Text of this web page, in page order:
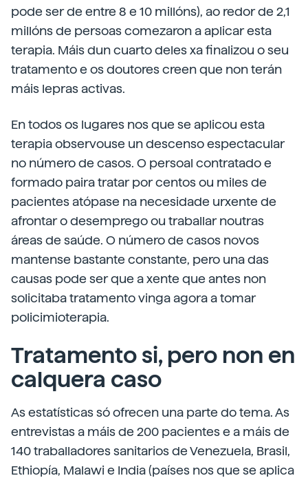
pode ser de entre 8 e 10 millóns), ao redor de 2,1
millóns de persoas comezaron a aplicar esta
terapia. Máis dun cuarto deles xa finalizou o seu
tratamento e os doutores creen que non terán
máis lepras activas.
En todos os lugares nos que se aplicou esta
terapia observouse un descenso espectacular
no número de casos. O persoal contratado e
formado paira tratar por centos ou miles de
pacientes atópase na necesidade urxente de
afrontar o desemprego ou traballar noutras
áreas de saúde. O número de casos novos
mantense bastante constante, pero una das
causas pode ser que a xente que antes non
solicitaba tratamento vinga agora a tomar
policimioterapia.
Tratamento si, pero non en
calquera caso
As estatísticas só ofrecen una parte do tema. As
entrevistas a máis de 200 pacientes e a máis de
140 traballadores sanitarios de Venezuela, Brasil,
Ethiopía, Malawi e India (países nos que se aplica